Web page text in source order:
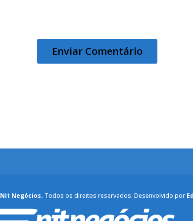
Nit Negócios. Todos os direitos reservados. Desenvolvido por